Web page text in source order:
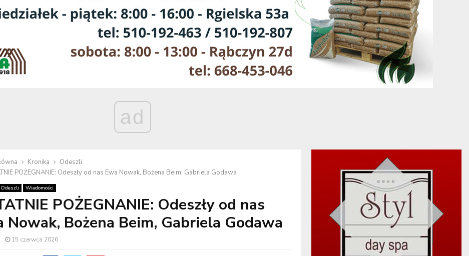
ad
Kronika
Odeszli
POŻEGNANIE: Odeszły od nas Ewa Nowak, Bożena Beim, Gabriela Godawa
Odeszli Wiadomości
POŻEGNANIE: Odeszły od nas
Nowak, Bożena Beim, Gabriela Godawa
15 czerwca 2026